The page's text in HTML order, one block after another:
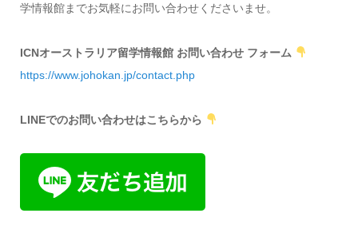
学情報館までお気軽にお問い合わせくださいませ。
ICNオーストラリア留学情報館 お問い合わせ フォーム
https://www.johokan.jp/contact.php
LINEでのお問い合わせはこちらから